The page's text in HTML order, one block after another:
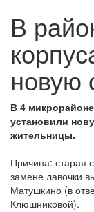
В
новую
В 4
установили
жительницы.
Причина: старая
замене лавочки
Матушкино (в
Клюшниковой).